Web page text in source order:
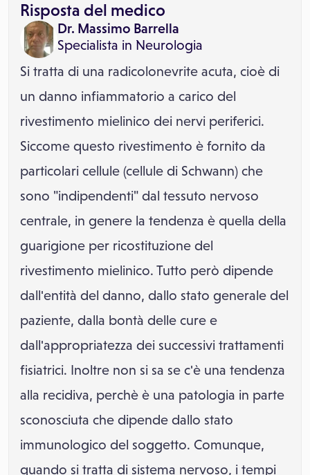
Risposta del medico
Dr. Massimo Barrella
Specialista in Neurologia
Si tratta di una radicolonevrite acuta, cioè di
un danno infiammatorio a carico del
rivestimento mielinico dei nervi periferici.
Siccome questo rivestimento è fornito da
particolari cellule (cellule di Schwann) che
sono "indipendenti" dal tessuto nervoso
centrale, in genere la tendenza è quella della
guarigione per ricostituzione del
rivestimento mielinico. Tutto però dipende
dall'entità del danno, dallo stato generale del
paziente, dalla bontà delle cure e
dall'appropriatezza dei successivi trattamenti
fisiatrici. Inoltre non si sa se c'è una tendenza
alla recidiva, perchè è una patologia in parte
sconosciuta che dipende dallo stato
immunologico del soggetto. Comunque,
quando si tratta di sistema nervoso, i tempi